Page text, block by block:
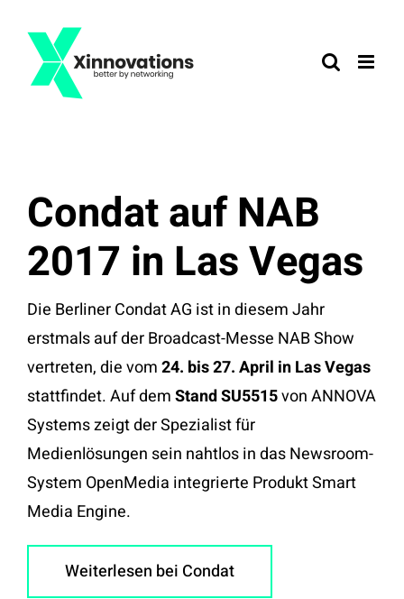
Inhalt
springen
Condat auf NAB
2017 in Las Vegas
Die Berliner Condat AG ist in diesem Jahr
erstmals auf der Broadcast-Messe NAB Show
vertreten, die vom24. bis 27. April in Las Vegas
stattfindet. Auf demStand SU5515von ANNOVA
Systems zeigt der Spezialist für
Medienlösungen sein nahtlos in das Newsroom-
System OpenMedia integrierte Produkt Smart
Media Engine.
Weiterlesen bei Condat